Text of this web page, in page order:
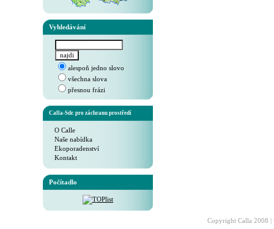
Vyhledávání
alespoň jedno slovo
všechna slova
přesnou frázi
Calla-Sdr. pro záchranu prostředí
O Calle
Naše nabídka
Ekoporadenství
Kontakt
Počítadlo
Copyright Calla 2008 |